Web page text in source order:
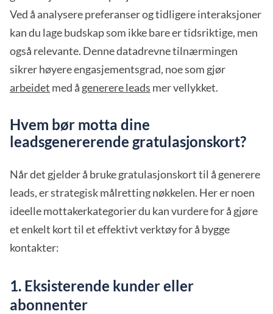
Ved å analysere preferanser og tidligere interaksjoner
kan du lage budskap som ikke bare er tidsriktige, men
også relevante. Denne datadrevne tilnærmingen
sikrer høyere engasjementsgrad, noe som gjør
arbeidet med å generere leads mer vellykket.
Hvem bør motta dine
leadsgenererende gratulasjonskort?
Når det gjelder å bruke gratulasjonskort til å generere
leads, er strategisk målretting nøkkelen. Her er noen
ideelle mottakerkategorier du kan vurdere for å gjøre
et enkelt kort til et effektivt verktøy for å bygge
kontakter:
1. Eksisterende kunder eller
abonnenter